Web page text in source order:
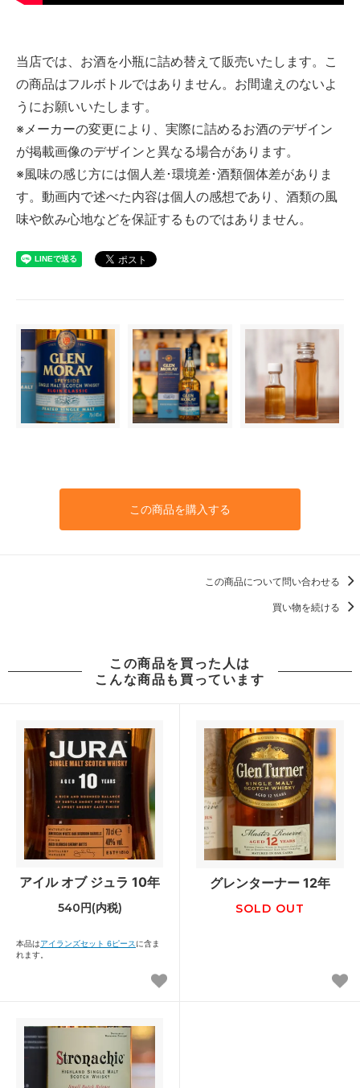
当店では、お酒を小瓶に詰め替えて販売いたします。こ
の商品はフルボトルではありません。お間違えのないよ
うにお願いいたします。
※メーカーの変更により、実際に詰めるお酒のデザイン
が掲載画像のデザインと異なる場合があります。
※風味の感じ方には個人差･環境差･酒類個体差がありま
す。動画内で述べた内容は個人の感想であり、酒類の風
味や飲み心地などを保証するものではありません。
この商品を購入する
この商品について問い合わせる
買い物を続ける
この商品を買った人は
こんな商品も買っています
アイル オブ ジュラ 10年
540円(内税)
本品はアイランズセット 6ピース に含ま
れます。
グレンターナー 12年
SOLD OUT